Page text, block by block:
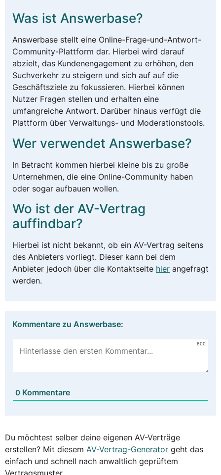
Was ist Answerbase?
Answerbase stellt eine Online-Frage-und-Antwort-
Community-Plattform dar. Hierbei wird darauf
abzielt, das Kundenengagement zu erhöhen, den
Suchverkehr zu steigern und sich auf auf die
Geschäftsziele zu fokussieren. Hierbei können
Nutzer Fragen stellen und erhalten eine
umfangreiche Antwort. Darüber hinaus verfügt die
Plattform über Verwaltungs- und Moderationstools.
Wer verwendet Answerbase?
In Betracht kommen hierbei kleine bis zu große
Unternehmen, die eine Online-Community haben
oder sogar aufbauen wollen.
Wo ist der AV-Vertrag
auffindbar?
Hierbei ist nicht bekannt, ob ein AV-Vertrag seitens
des Anbieters vorliegt. Dieser kann bei dem
Anbieter jedoch über die Kontaktseite hier angefragt
werden.
Kommentare zu Answerbase:
800
0 Kommentare
Du möchtest selber deine eigenen AV-Verträge
erstellen? Mit diesem AV-Vertrag-Generator geht das
einfach und schnell nach anwaltlich geprüftem
Vertragsmuster.